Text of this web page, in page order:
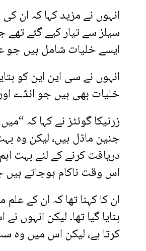
انہوں نے مزید کہا کہ ان
سیلز سے تیار کیے گئے تھے
ایسے خلیات شامل ہیں جو
انہوں نے سی این این کو
خلیات بھی ہیں جو انڈے
زرنیکا گوئٹز نے کہا کہ
جنین ماڈل ہیں، لیکن وہ
دریافت کرنے کے لئے بہت
اس وقت ناکام ہوجاتے
ان کا کہنا تھا کہ ان کے
بنایا گیا تھا۔ لیکن
کرتا ہے، لیکن اس میں وہ